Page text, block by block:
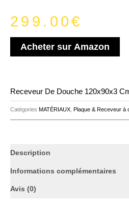
299.00€
Acheter sur Amazon
Receveur De Douche 120x90x3
Catégories MATÉRIAUX Plaque & Receveur à
Description
Informations complémentaires
Avis (0)